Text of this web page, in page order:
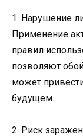
1. Нарушение
Применение
правил
позволяют
может
будущем.
2. Риск